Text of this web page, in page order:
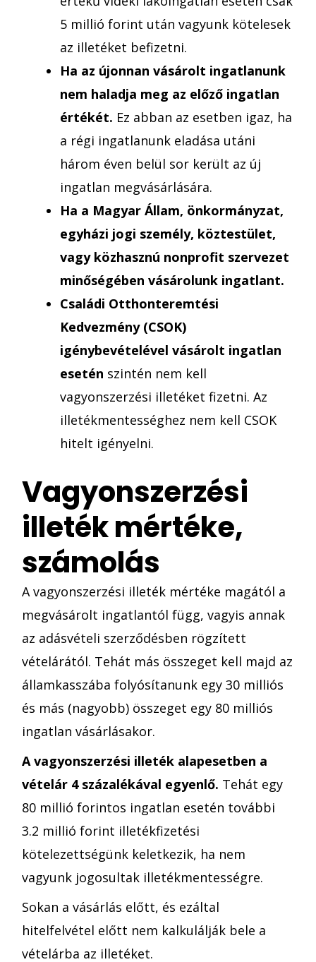
5 millió forint után vagyunk kötelesek
az illetéket befizetni.
Ha az újonnan vásárolt ingatlanunk
nem haladja meg az előző ingatlan
értékét. Ez abban az esetben igaz, ha
a régi ingatlanunk eladása utáni
három éven belül sor került az új
ingatlan megvásárlására.
Ha a Magyar Állam, önkormányzat,
egyházi jogi személy, köztestület,
vagy közhasznú nonprofit szervezet
minőségében vásárolunk ingatlant.
Családi Otthonteremtési
Kedvezmény (CSOK)
igénybevételével vásárolt ingatlan
esetén szintén nem kell
vagyonszerzési illetéket fizetni. Az
illetékmentességhez nem kell CSOK
hitelt igényelni.
Vagyonszerzési
illeték mértéke,
számolás
A vagyonszerzési illeték mértéke magától a
megvásárolt ingatlantól függ, vagyis annak
az adásvételi szerződésben rögzített
vételárától. Tehát más összeget kell majd az
államkasszába folyósítanunk egy 30 milliós
és más (nagyobb) összeget egy 80 milliós
ingatlan vásárlásakor.
A vagyonszerzési illeték alapesetben a
vételár 4 százalékával egyenlő. Tehát egy
80 millió forintos ingatlan esetén további
3.2 millió forint illetékfizetési
kötelezettségünk keletkezik, ha nem
vagyunk jogosultak illetékmentességre.
Sokan a vásárlás előtt, és ezáltal
hitelfelvétel előtt nem kalkulálják bele a
vételárba az illetéket.